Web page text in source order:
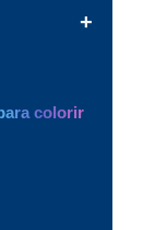
+
colorir